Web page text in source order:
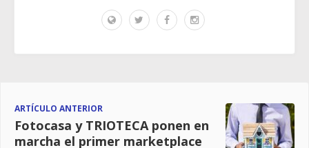
ARTÍCULO ANTERIOR
Fotocasa y TRIOTECA ponen en
marcha el primer marketplace